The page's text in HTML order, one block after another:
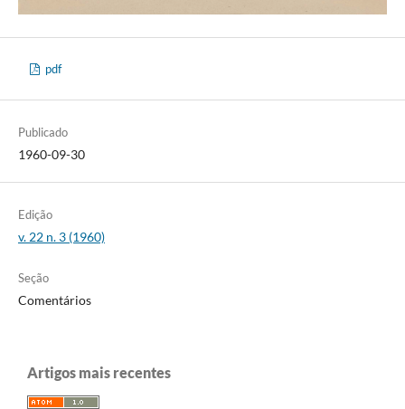
pdf
Publicado
1960-09-30
Edição
v. 22 n. 3 (1960)
Seção
Comentários
Artigos mais recentes